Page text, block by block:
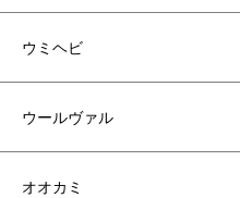
ウミヘビ
ウールヴァル
オオカミ